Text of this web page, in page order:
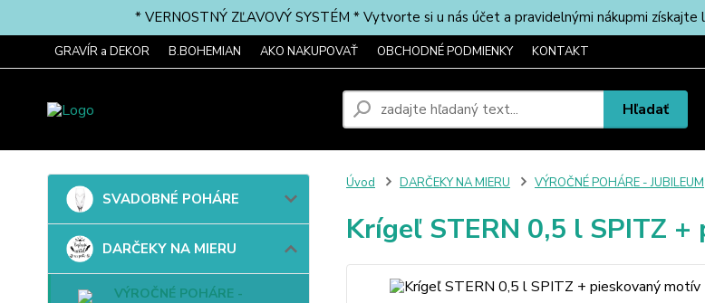
* VERNOSTNÝ ZĽAVOVÝ SYSTÉM * Vytvorte si u nás účet a pravidelnými nákupmi
GRAVÍR a DEKOR B.BOHEMIAN AKO NAKUPOVAŤ OBCHODNÉ PODMIENKY KONTAKT
Hľadať
SVADOBNÉ POHÁRE
DARČEKY NA MIERU
VÝROČNÉ POHÁRE -
Úvod DARČEKY NA MIERU VÝROČNÉ POHÁRE - JUBILEUM
Krígeľ STERN 0,5 l SPITZ